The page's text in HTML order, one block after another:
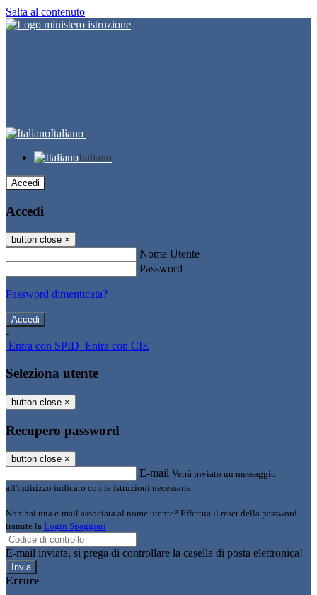
Salta al contenuto
Italiano
Italiano
Accedi
Accedi
button close ×
Nome Utente
Password
Password dimenticata?
-
Entra con SPID Entra con CIE
Seleziona utente
button close ×
Recupero password
button close ×
E-mail Verrà inviato un messaggio
all'indirizzo indicato con le istruzioni necessarie.
Non hai una e-mail associata al nome utente? Effettua il reset della password
tramite la Login Spaggiari
E-mail inviata, si prega di controllare la casella di posta elettronica!
Errore